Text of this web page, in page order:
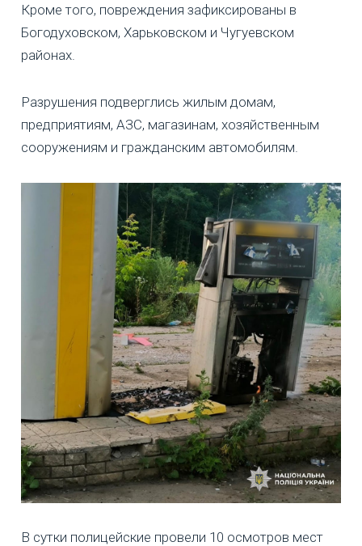
Кроме того, повреждения зафиксированы в
Богодуховском, Харьковском и Чугуевском
районах.
Разрушения подверглись жилым домам,
предприятиям, АЗС, магазинам, хозяйственным
сооружениям и гражданским автомобилям.
В сутки полицейские провели 10 осмотров мест